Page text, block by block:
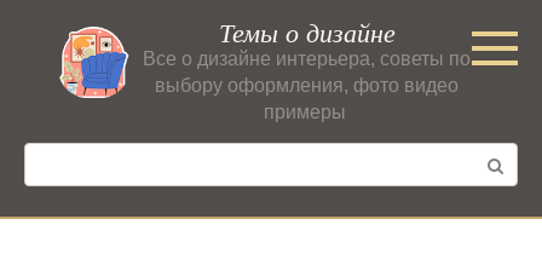
контенту
Темы о дизайне
Все о дизайне интерьера, советы по
выбору оформления, фото видео
примеры
Поиск: